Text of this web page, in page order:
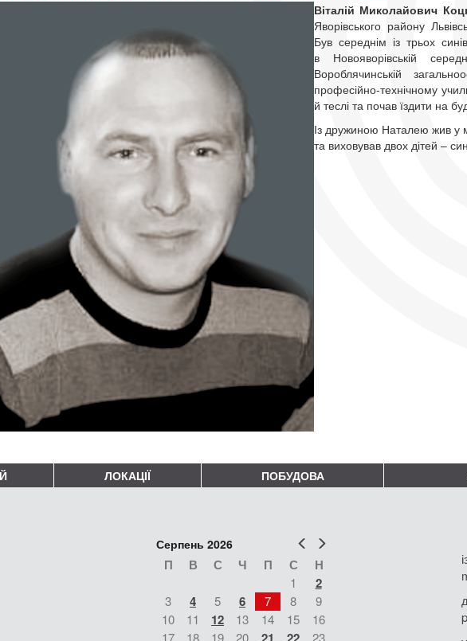
Віталій Миколайович
Яворівського району
Був середнім із трьох
в Новояворівській
Вороблячинській
професійно-технічному
й теслі та почав їздити на
Із дружиною Наталею жив у
та виховував двох дітей –
ЛОКАЦІЇ ПОБУДОВА
Попер
Серпень 2026
П В С Ч П С Н
1 2
3 4 5 6 7 8
9
10
11 12 13 14 15
16
17
18 19 20
23